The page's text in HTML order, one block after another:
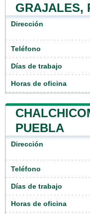
GRAJALES,
Dirección
Teléfono
Días de trabajo
Horas de oficina
PUEBLA
Dirección
Teléfono
Días de trabajo
Horas de oficina